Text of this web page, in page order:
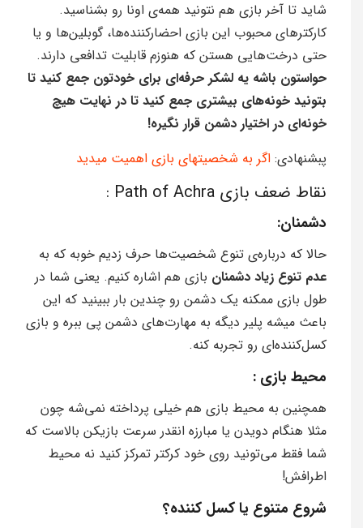
شاید تا آخر بازی هم نتونید همه‌ی اونا رو بشناسید.
کارکترهای محبوب این بازی احضارکننده‌ها، گوبلین‌ها و یا
حتی درخت‌هایی هستن که هنوزم قابلیت تدافعی دارند.
حواستون باشه یه لشکر حرفه‌ای برای خودتون جمع کنید تا
بتونید خونه‌های بیشتری جمع کنید تا در نهایت هیچ‌
خونه‌ای در اختیار دشمن قرار نگیره!
پبشنهادی: اگر به شخصیتهای بازی اهمیت میدید
نقاط ضعف بازی Path of Achra :
دشمنان:
حالا که درباره‌ی تنوع شخصیت‌ها حرف زدیم خوبه که به
عدم تنوع زیاد دشمنان بازی هم اشاره کنیم. یعنی شما در
طول بازی ممکنه یک دشمن رو چندین بار ببینید که این
باعث میشه پلیر دیگه به مهارت‌های دشمن پی ببره و بازی
کسل‌کننده‌ای رو تجربه کنه.
محیط بازی :
همچنین به محیط بازی هم خیلی پرداخته نمی‌شه چون
مثلا هنگام دویدن یا مبارزه انقدر سرعت بازیکن بالاست که
شما فقط می‌تونید روی خود کرکتر تمرکز کنید نه محیط
اطرافش!
شروع متنوع یا کسل کننده؟